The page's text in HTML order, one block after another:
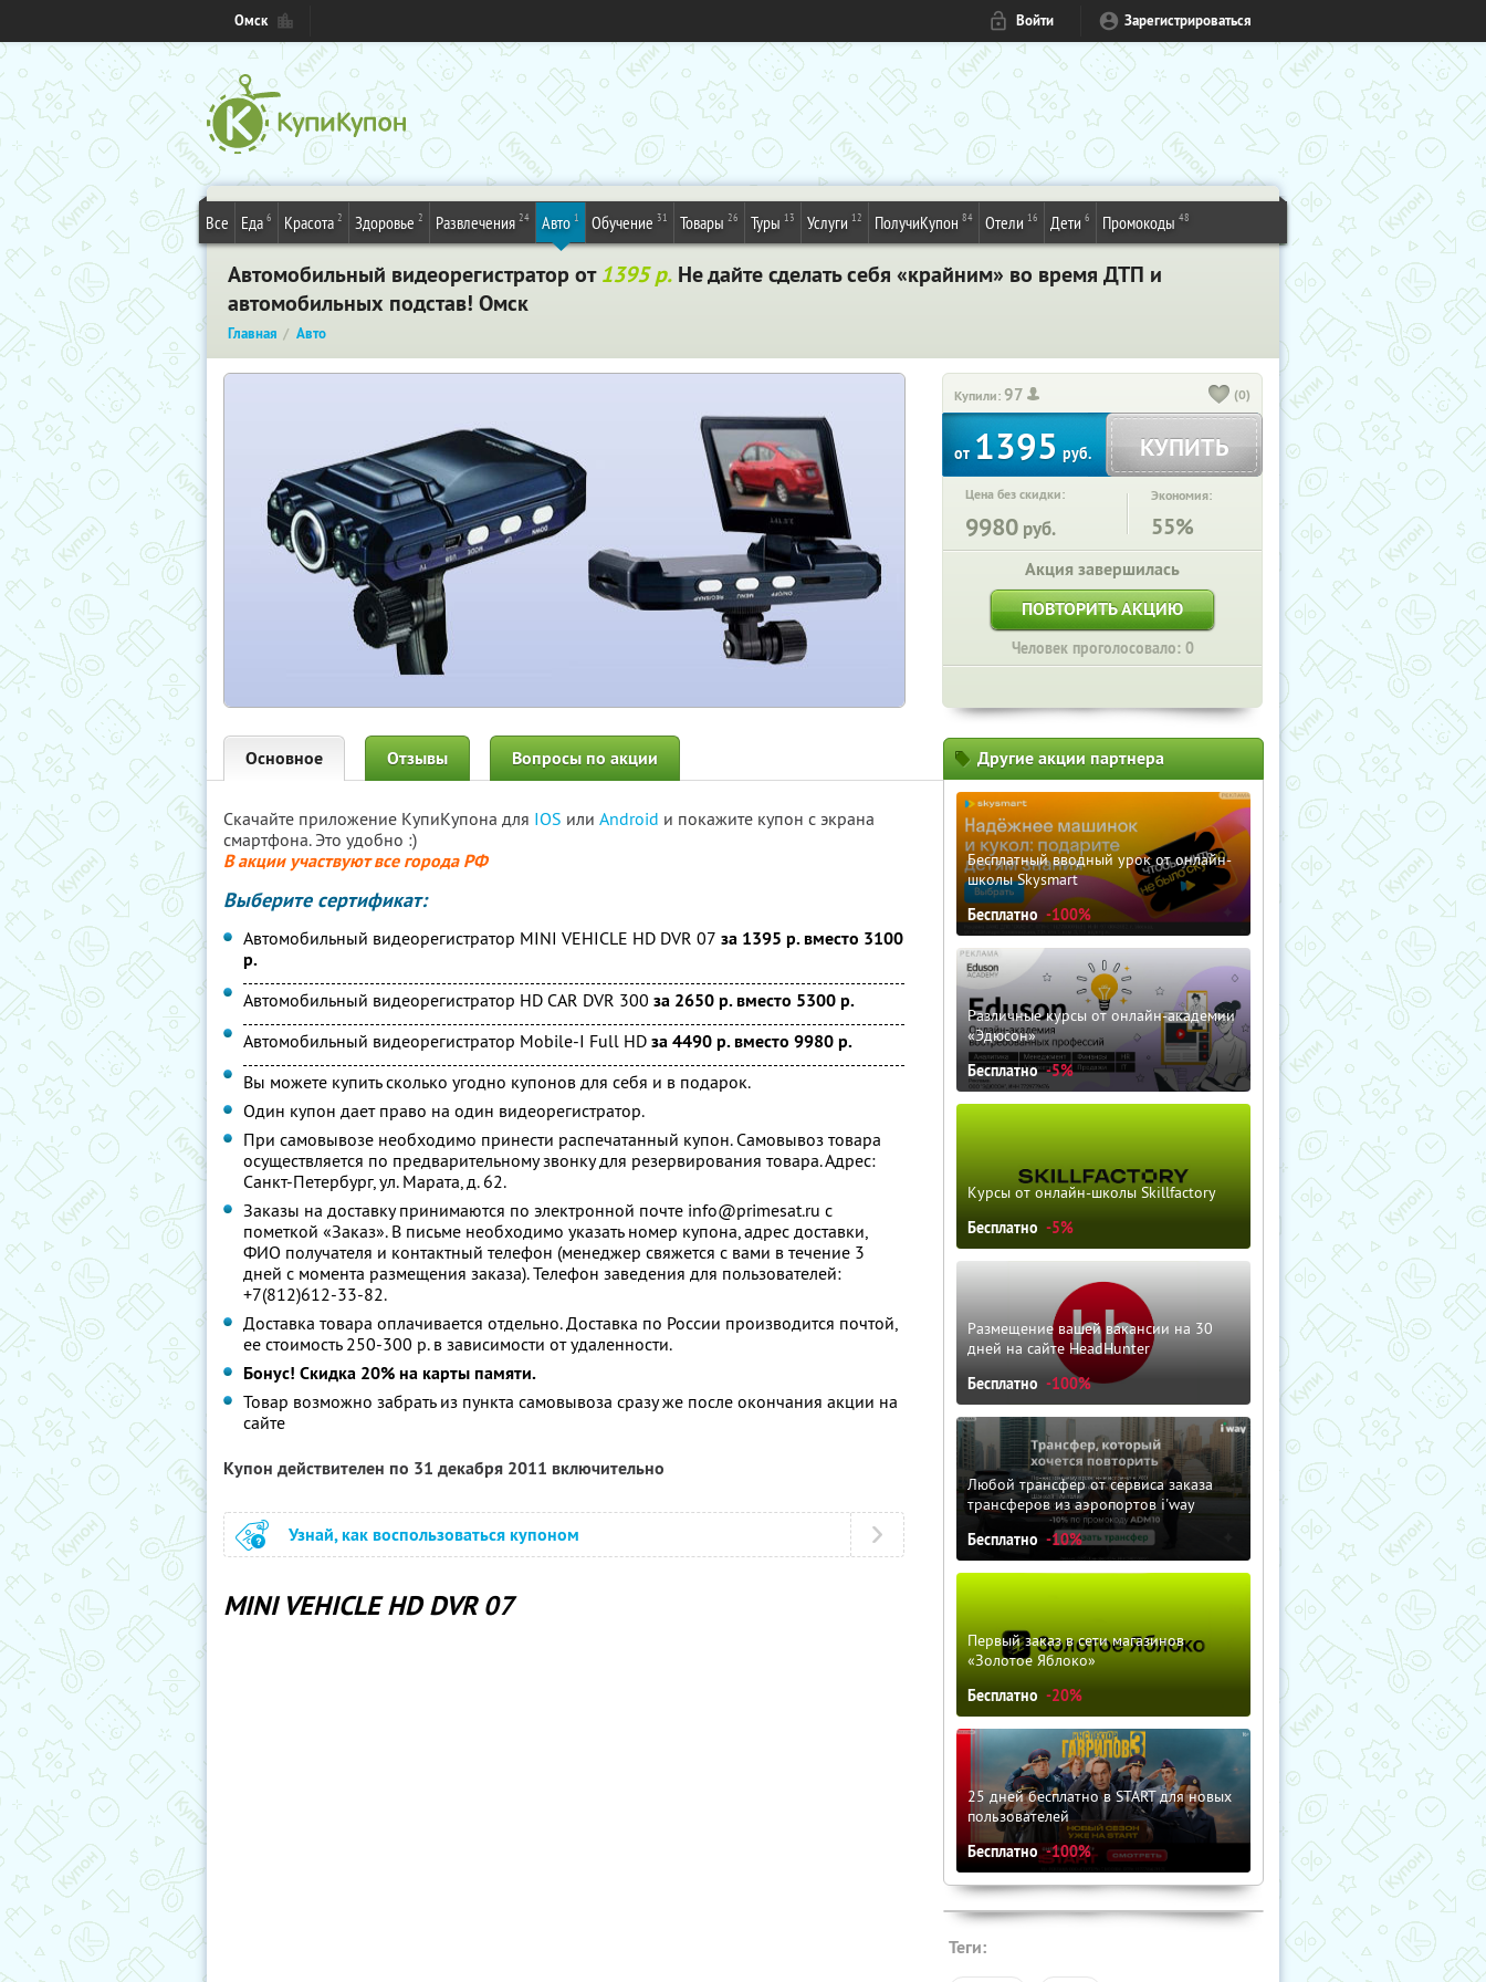
Омск Войти Зарегистрироваться
Все Еда 6 Красота 2 Здоровье 2 Развлечения 24 Авто 1 Обучение 31 Товары 26 Туры 13 Услуги 12 ПолучиКупон 84 Отели 16 Дети 6 Промокоды 48
Автомобильный видеорегистратор от1395 р. Не дайте сделать себя «крайним» во время ДТП и
автомобильных подстав! Омск
Главная Авто
Купили:97 (0)
от 1395 руб. КУПИТЬ
Цена без скидки:
9980 руб.
Экономия:
55%
Акция завершилась
ПОВТОРИТЬ АКЦИЮ
Человек проголосовало: 0
Основное Отзывы Вопросы по акции
Скачайте приложение КупиКупона для IOS или Android и покажите купон с экрана
смартфона. Это удобно :)
В акции участвуют все города РФ
Выберите сертификат:
Автомобильный видеорегистратор MINI VEHICLE HD DVR 07 за 1395 р. вместо 3100
р.
Автомобильный видеорегистратор HD CAR DVR 300 за 2650 р. вместо 5300 р.
Автомобильный видеорегистратор Mobile-I Full HD за 4490 р. вместо 9980 р.
Вы можете купить сколько угодно купонов для себя и в подарок.
Один купон дает право на один видеорегистратор.
При самовывозе необходимо принести распечатанный купон. Самовывоз товара
осуществляется по предварительному звонку для резервирования товара. Адрес:
Санкт-Петербург, ул. Марата, д. 62.
Заказы на доставку принимаются по электронной почте info@primesat.ru с
пометкой «Заказ». В письме необходимо указать номер купона, адрес доставки,
ФИО получателя и контактный телефон (менеджер свяжется с вами в течение 3
дней с момента размещения заказа). Телефон заведения для пользователей:
+7(812)612-33-82.
Доставка товара оплачивается отдельно. Доставка по России производится почтой,
ее стоимость 250-300 р. в зависимости от удаленности.
Бонус! Скидка 20% на карты памяти.
Товар возможно забрать из пункта самовывоза сразу же после окончания акции на
сайте
Купон действителен по 31 декабря 2011 включительно
Узнай, как воспользоваться купоном
MINI VEHICLE HD DVR 07
Другие акции партнера
Бесплатный вводный урок от онлайн-
школы Skysmart
Бесплатно -100%
Различные курсы от онлайн-академии
«Эдюсон»
Бесплатно -5%
Курсы от онлайн-школы Skillfactory
Бесплатно -5%
Размещение вашей вакансии на 30
дней на сайте HeadHunter
Бесплатно -100%
Любой трансфер от сервиса заказа
трансферов из аэропортов i'way
Бесплатно -10%
Первый заказ в сети магазинов
«Золотое Яблоко»
Бесплатно -20%
25 дней бесплатно в START для новых
пользователей
Бесплатно -100%
Теги: